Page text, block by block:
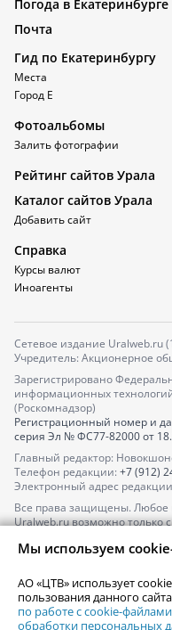
Погода в Екатеринбурге
Почта
Гид по Екатеринбургу
Места
Город Е
Фотоальбомы
Залить фотографии
Рейтинг сайтов Урала
Каталог сайтов Урала
Добавить сайт
Справка
Курсы валют
Иноагенты
Сетевое издание Uralweb.ru
Учредитель: Акционерное
Зарегистрировано
информационных
(Роскомнадзор)
Регистрационный номер и
серия Эл № ФС77-82000от
Главный редактор:
Телефон редакции: +7 (912)
Электронный адрес
Все права защищены. Любое
Uralweb.ru возможно только
По вопросам размещения
По вопросам размещения
afisha@uralweb.ru
Мы используем
АО «ЦТВ» использует
пользования данного
по работе с cookie-файлами
обработки персональных